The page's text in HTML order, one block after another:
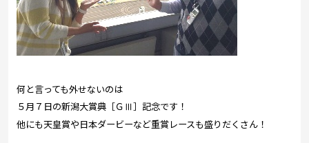
何と言っても外せないのは
５月７日の新潟大賞典［ＧⅢ］記念です！
他にも天皇賞や日本ダービーなど重賞レースも盛りだくさん！